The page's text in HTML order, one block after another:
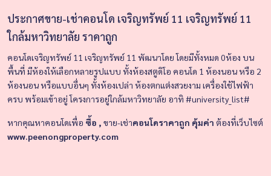
ประกาศขาย-เช่าคอนโด เจริญทรัพย์ 11 เจริญทรัพย์ 11
ใกล้มหาวิทยาลัย ราคาถูก
คอนโดเจริญทรัพย์ 11 เจริญทรัพย์ 11 พัฒนาโดยโดยมีทั้งหมด 0ห้อง บน
พื้นที่ มีห้องให้เลือกหลายรูปแบบ ทั้งห้องสตูดิโอ คอนโด 1 ห้องนอน หรือ 2
ห้องนอน หรือแบบอื่นๆ ทั้งห้องเปล่า ห้องตกแต่งสวยงาม เครื่องใช้ไฟฟ้า
ครบ พร้อมเข้าอยู่โครงการอยู่ใกล้มหาวิทยาลัย อาทิ #university_list#
หากคุณหาคอนโดเพื่อ ซื้อ , ขาย-เช่าคอนโดราคาถูก คุ้มค่า ต้องที่เว็บไซต์
www.peenongproperty.com